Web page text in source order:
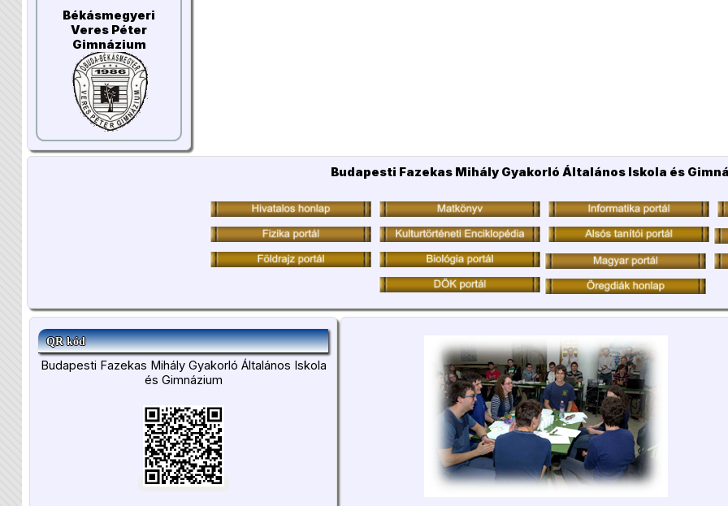
Békásmegyeri
Veres Péter
Gimnázium
Budapesti Fazekas Mihály Gyakorló Általános Iskola és
QR kód
Budapesti Fazekas Mihály Gyakorló Általános Iskola
és Gimnázium